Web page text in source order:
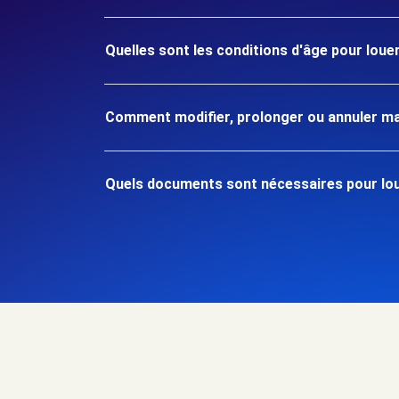
Quelles sont les conditions d'âge pour
Comment modifier, prolonger ou annuler
Quels documents sont nécessaires pour